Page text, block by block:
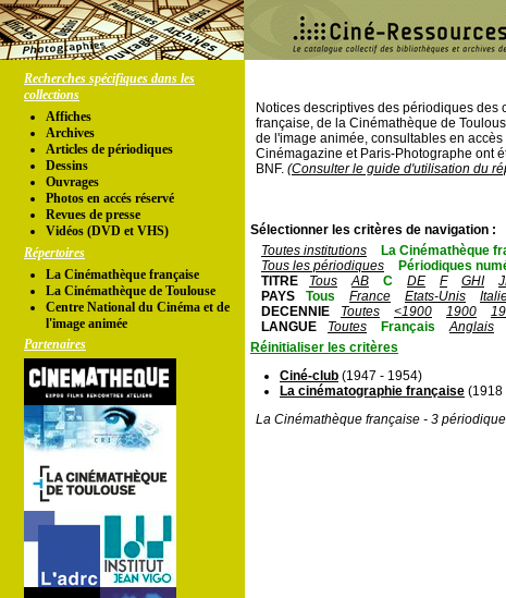
Recherches spécifiques dans les
collections
Affiches
Archives
Articles de périodiques
Dessins
Ouvrages
Photos en accés réservé
Revues de presse
Vidéos (DVD et VHS)
Répertoires
La Cinémathèque française
La Cinémathèque de Toulouse
Centre National du Cinéma et de
l'image animée
Partenaires
Notices descriptives des périodiques des
française, de la Cinémathèque de
de l'image animée, consultables en
Cinémagazine et Paris-Photographe ont
BNF. (Consulter le guide d'utilisation du
Sélectionner les critères de navigation :
Toutes institutions
La Cinémathèque
Tous les périodiques
Périodiques
TITRE
Tous AB C DE F GHI
PAYS
Tous France Etats-Unis
DECENNIE
Toutes <1900 1900
LANGUE
Toutes Français Anglais
Réinitialiser les critères
Ciné-club (1947 - 1954)
La cinématographie française (1918
La Cinémathèque française - 3